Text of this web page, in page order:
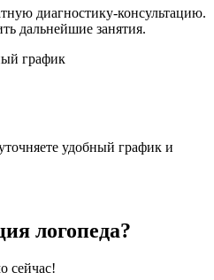
диагностику-консультацию.
дальнейшие занятия.
удобный график и
логопеда?
сейчас!